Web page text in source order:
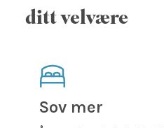
ditt velvære
Sov mer